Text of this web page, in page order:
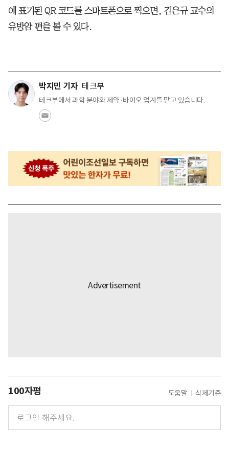
에 표기된 QR 코드를 스마트폰으로 찍으면, 김은규 교수의
유방암 편을 볼 수 있다.
박지민 기자 테크부
테크부에서 과학 분야와 제약·바이오 업계를 맡고 있습니다.
100자평 도움말 삭제기준